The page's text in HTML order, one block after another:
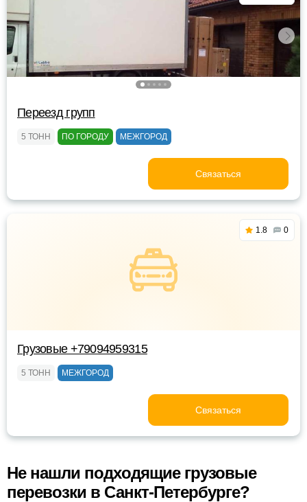
Переезд групп
5 ТОНН ПО ГОРОДУ МЕЖГОРОД
Связаться
1.8 0
Грузовые +79094959315
5 ТОНН МЕЖГОРОД
Связаться
Не нашли подходящие грузовые
перевозки в Санкт-Петербурге?